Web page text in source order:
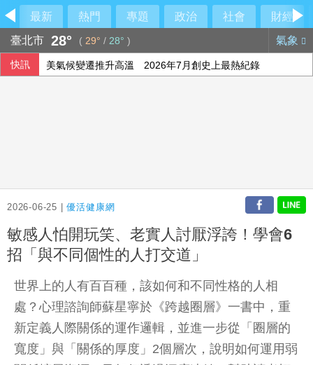
最新 熱門 專題 政治 社會
財經
臺北市 28° ( 29° / 28° ) 氣象
快訊 美氣候變遷推升高溫 2026年7月創史上最熱紀錄
2026-06-25 |優活健康網
敏感人怕開玩笑、老實人討厭浮誇！學會6
招「與不同個性的人打交道」
世界上的人有百百種，該如何和不同性格的人相
處？心理諮詢師蘇星寧於《跨越圈層》一書中，重
新定義人際關係的運作邏輯，並進一步從「圈層的
寬度」與「關係的厚度」2個層次，說明如何運用弱